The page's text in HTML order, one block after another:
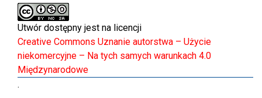
Utwór dostępny jest na licencji
Creative Commons Uznanie autorstwa – Użycie
niekomercyjne – Na tych samych warunkach 4.0
Międzynarodowe
.